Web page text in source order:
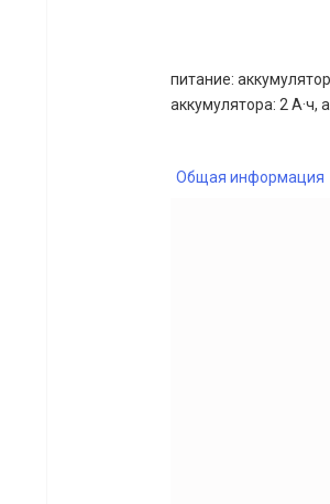
питание:
аккумулятора: 2 А·ч,
Общая информация